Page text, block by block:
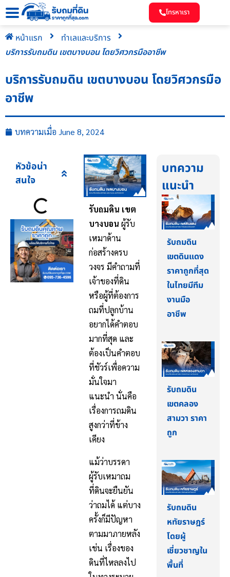
โทรหาเรา
หน้าแรก
ทำเลและบริการ
บริการรับถมดิน เขตบางบอน โดยวิศวกรมืออาชีพ
บริการรับถมดิน เขตบางบอน โดยวิศวกรมือ
อาชีพ
บทความเมื่อ June 8, 2024
หัวข้อน่า
สนใจ
รับถมดิน เขต
บางบอน ผู้รับ
เหมาด้าน
ก่อสร้างครบ
วงจร มีคำถามที่
เจ้าของที่ดิน
หรือผู้ที่ต้องการ
ถมที่ปลูกบ้าน
อยากได้คำตอบ
มากที่สุด และ
ต้องเป็นคำตอบ
ที่ชัวร์เพื่อความ
มั่นใจมา
แนะนำ นั่นคือ
เรื่องการถมดิน
สูงกว่าที่ข้าง
เคียง
แม้ว่าบรรดา
ผู้รับเหมาถม
ที่ดินจะยืนยัน
ว่าถมได้ แต่บาง
ครั้งก็มีปัญหา
ตามมาภายหลัง
เช่น เรื่องของ
ดินที่ไหลลงไป
บทความ
แนะนำ
รับถมดิน
เขตดินแดง
ราคาถูกที่สุด
ในไทยมีทีม
งานมือ
อาชีพ
รับถมดิน
เขตคลอง
สามวา ราคา
ถูก
รับถมดิน
หทัยราษฎร์
โดยผู้
เชี่ยวชาญใน
พื้นที่